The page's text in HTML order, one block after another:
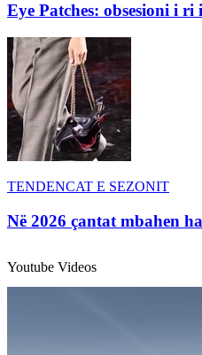
Eye Patches: obsesioni i
TENDENCAT E SEZONIT
Në 2026 çantat mbahen
Youtube Videos